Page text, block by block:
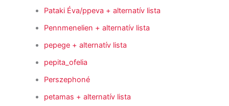
Pataki Éva/ppeva + alternatív lista
Pennmenelien + alternatív lista
pepege + alternatív lista
pepita_ofelia
Perszephoné
petamas + alternatív lista